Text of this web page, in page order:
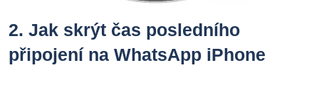
2. Jak skrýt čas posledního
připojení na WhatsApp iPhone